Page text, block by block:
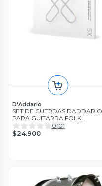
D'Addario
SET DE CUERDAS DADDARIO
PARA GUITARRA FOLK
XSAPB1152
0(0)
$24.900